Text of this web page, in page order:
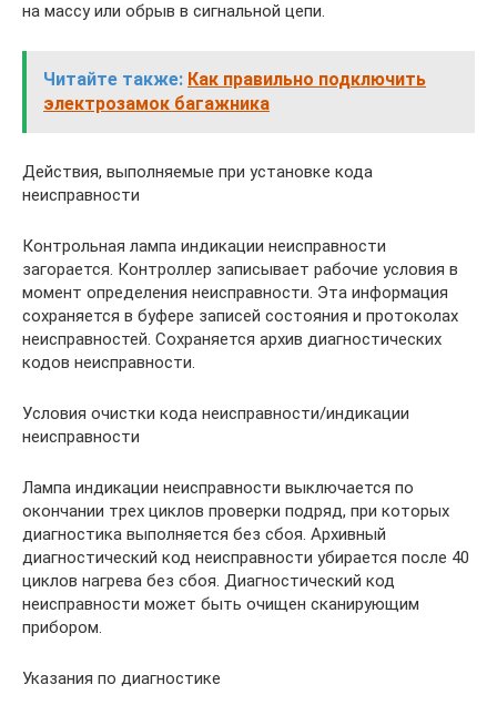
на массу или обрыв в сигнальной цепи.
Читайте также: Как правильно подключить
электрозамок багажника
Действия, выполняемые при установке кода
неисправности
Контрольная лампа индикации неисправности
загорается. Контроллер записывает рабочие условия в
момент определения неисправности. Эта информация
сохраняется в буфере записей состояния и протоколах
неисправностей. Сохраняется архив диагностических
кодов неисправности.
Условия очистки кода неисправности/индикации
неисправности
Лампа индикации неисправности выключается по
окончании трех циклов проверки подряд, при которых
диагностика выполняется без сбоя. Архивный
диагностический код неисправности убирается после 40
циклов нагрева без сбоя. Диагностический код
неисправности может быть очищен сканирующим
прибором.
Указания по диагностике